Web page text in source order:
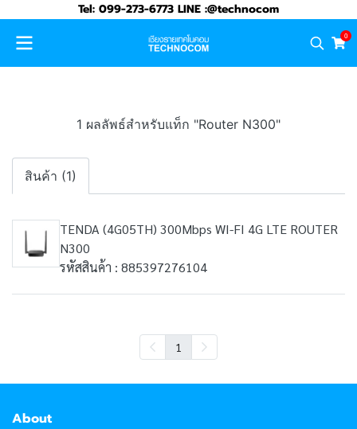
Tel: 099-273-6773 LINE :@technocom
0
1 ผลลัพธ์สำหรับแท็ก "Router N300"
สินค้า (1)
TENDA (4G05TH) 300Mbps WI-FI 4G LTE ROUTER
N300
รหัสสินค้า : 885397276104
1
About